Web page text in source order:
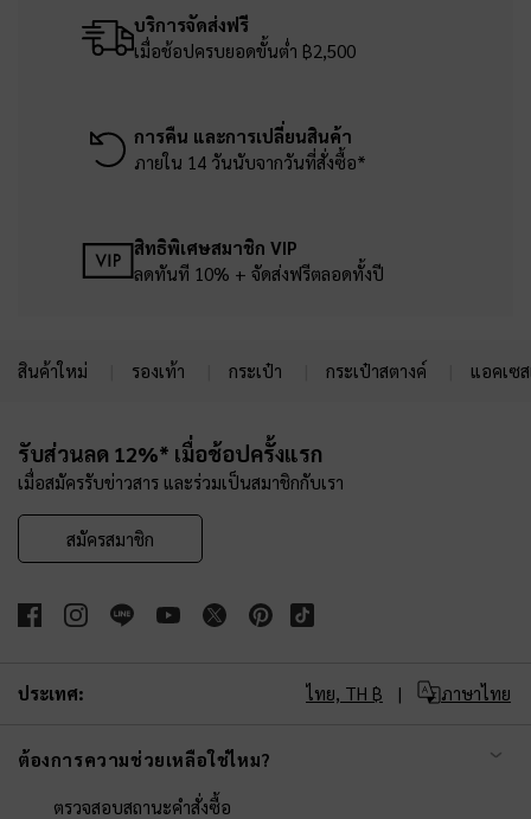
บริการจัดส่งฟรี
เมื่อช้อปครบยอดขั้นต่ำ ฿2,500
การคืน และการเปลี่ยนสินค้า
ภายใน 14 วันนับจากวันที่สั่งซื้อ*
สิทธิพิเศษสมาชิก VIP
ลดทันที 10% + จัดส่งฟรีตลอดทั้งปี
สินค้าใหม่ รองเท้า กระเป๋า กระเป๋าสตางค์ แอคเซ
รับส่วนลด 12%* เมื่อช้อปครั้งแรก
เมื่อสมัครรับข่าวสาร และร่วมเป็นสมาชิกกับเรา
สมัครสมาชิก
ประเทศ: ไทย, TH ฿ ภาษาไทย
ต้องการความช่วยเหลือใช่ไหม?
ตรวจสอบสถานะคำสั่งซื้อ